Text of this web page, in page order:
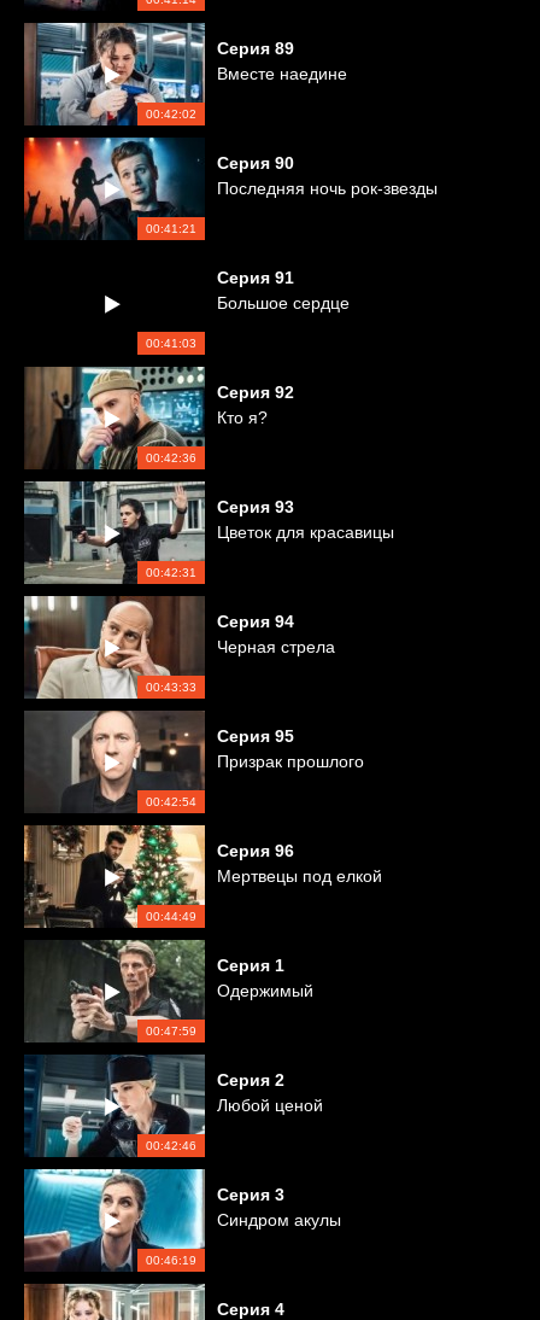
00:42:02
Серия 89
Вместе наедине
00:41:21
Серия 90
Последняя ночь рок-звезды
00:41:03
Серия 91
Большое сердце
00:42:36
Серия 92
Кто я?
00:42:31
Серия 93
Цветок для красавицы
00:43:33
Серия 94
Черная стрела
00:42:54
Серия 95
Призрак прошлого
00:44:49
Серия 96
Мертвецы под елкой
00:47:59
Серия 1
Одержимый
00:42:46
Серия 2
Любой ценой
00:46:19
Серия 3
Синдром акулы
Серия 4